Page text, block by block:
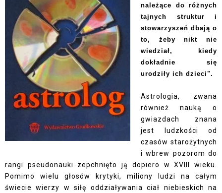
należące do różnych
tajnych struktur i
stowarzyszeń dbają o
to, żeby nikt nie
wiedział, kiedy
dokładnie się
urodziły ich dzieci".
Astrologia, zwana
również nauką o
gwiazdach znana
jest ludzkości od
czasów starożytnych
i wbrew pozorom do
rangi pseudonauki zepchnięto ją dopiero w XVIII wieku.
Pomimo wielu głosów krytyki, miliony ludzi na całym
świecie wierzy w siłę oddziaływania ciał niebieskich na